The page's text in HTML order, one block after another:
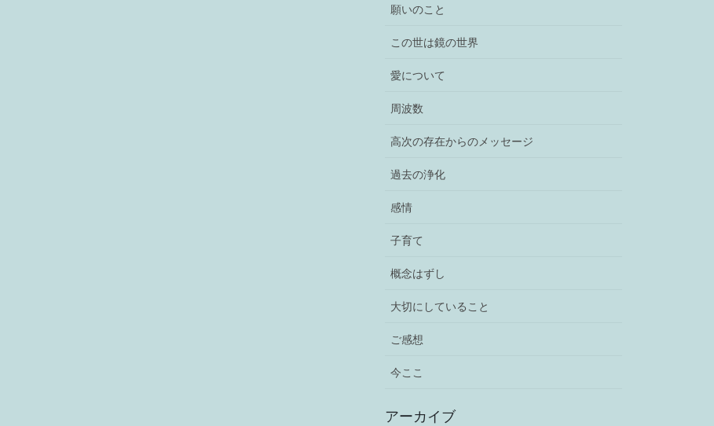
願いのこと
この世は鏡の世界
愛について
周波数
高次の存在からのメッセージ
過去の浄化
感情
子育て
概念はずし
大切にしていること
ご感想
今ここ
アーカイブ